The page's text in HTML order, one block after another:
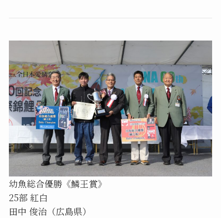
幼魚総合優勝《鱗王賞》
25部 紅白
田中 俊治（広島県）